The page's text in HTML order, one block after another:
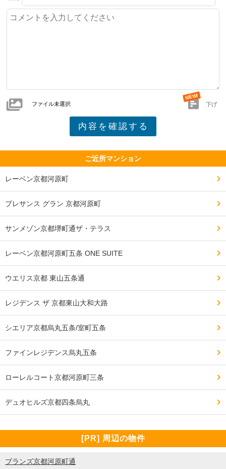
ファイル未選択 下げ
ご近所マンション
レーベン京都河原町
プレサンス グラン 京都河原町
サンメゾン京都堺町通ザ・テラス
レーベン京都河原町五条 ONE SUITE
ウエリス京都 東山五条通
レジデンス ザ 京都東山大和大路
シエリア京都烏丸五条/室町五条
ファインレジデンス烏丸五条
ローレルコート京都河原町三条
デュオヒルズ京都四条烏丸
[PR] 周辺の物件
ブランズ京都河原町通